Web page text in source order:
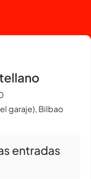
garaje), Bilbao
entradas